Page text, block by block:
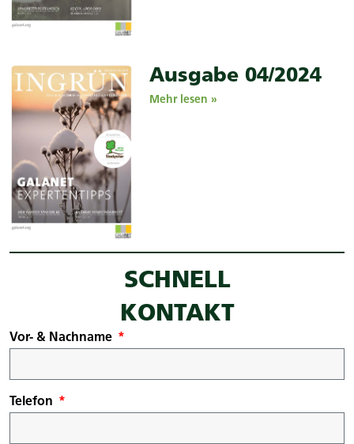
Ausgabe 04/2024
Mehr lesen »
SCHNELL
KONTAKT
Vor- & Nachname
Telefon